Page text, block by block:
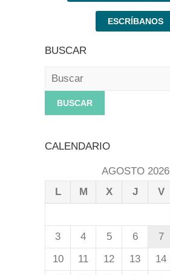
ESCRÍBANOS
BUSCAR
Buscar
CALENDARIO
AGOSTO 2026
L
M X J V
3
4 5 6 7
10
11 12 13 14